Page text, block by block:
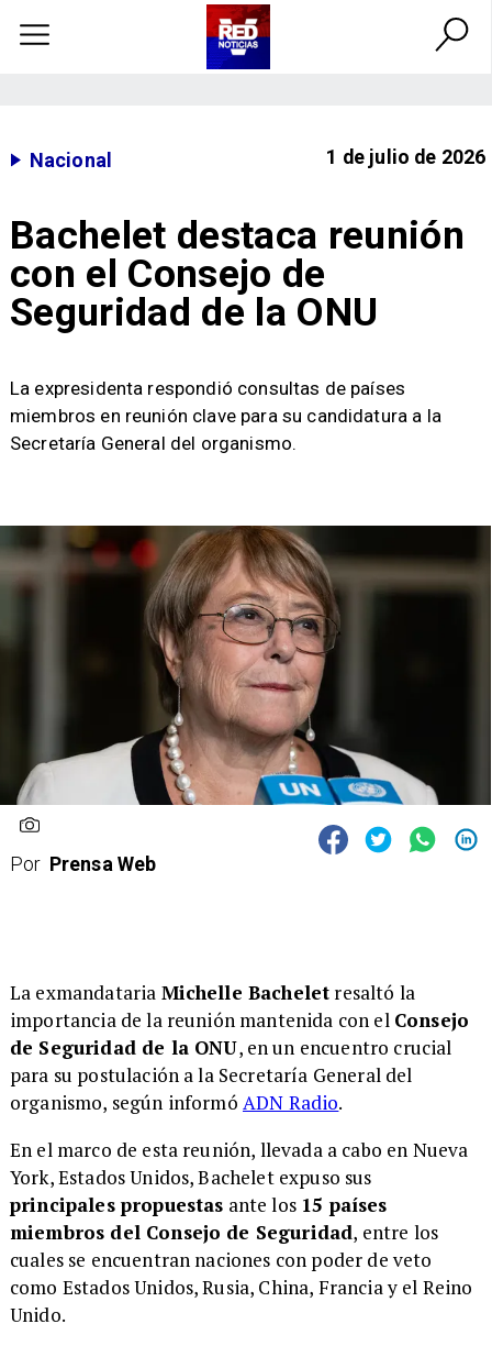
Nacional 1 de julio de 2026
Bachelet destaca reunión
con el Consejo de
Seguridad de la ONU
La expresidenta respondió consultas de países
miembros en reunión clave para su candidatura a la
Secretaría General del organismo.
Por Prensa Web
La exmandataria Michelle Bachelet resaltó la
importancia de la reunión mantenida con el Consejo
de Seguridad de la ONU, en un encuentro crucial
para su postulación a la Secretaría General del
organismo, según informó ADN Radio.
En el marco de esta reunión, llevada a cabo en Nueva
York, Estados Unidos, Bachelet expuso sus
principales propuestas ante los 15 países
miembros del Consejo de Seguridad, entre los
cuales se encuentran naciones con poder de veto
como Estados Unidos, Rusia, China, Francia y el Reino
Unido.